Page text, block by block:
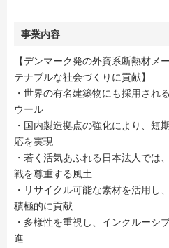
事業内容
【デンマーク発の外資系断熱材メ
テナブルな社会づくりに貢献】
・世界の有名建築物にも採用され
ウール
・国内製造拠点の強化により、短
応を実現
・若く活気あふれる日本法人では
戦を尊重する風土
・リサイクル可能な素材を活用し
積極的に貢献
・多様性を重視し、インクルーシ
進